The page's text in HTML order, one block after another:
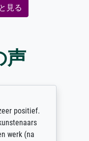
見る
声
positief.
werk (na